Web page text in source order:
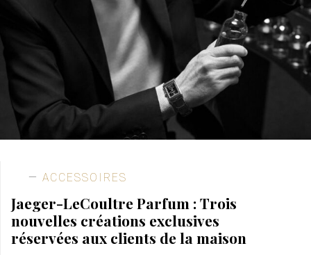
ACCESSOIRES
Jaeger-LeCoultre Parfum : Trois
nouvelles créations exclusives
réservées aux clients de la maison